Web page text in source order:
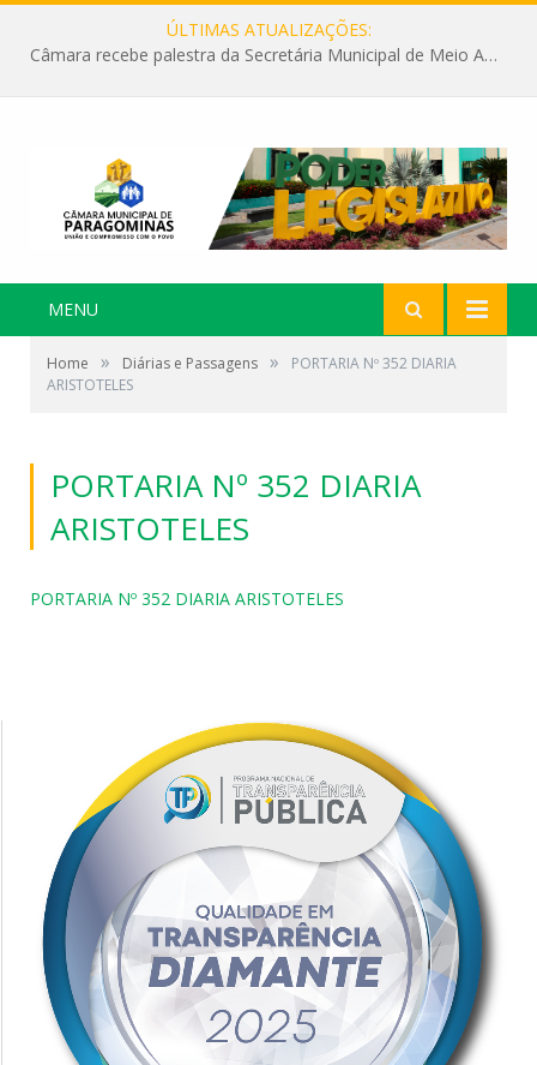
ÚLTIMAS ATUALIZAÇÕES:
Câmara recebe palestra da Secretária Municipal de Meio Ambiente sobre as ações da “SEMANA DO MEIO AMBIENTE”
MENU
Home » Diárias e Passagens »
PORTARIA Nº 352 DIARIA
ARISTOTELES
PORTARIA Nº 352 DIARIA
ARISTOTELES
PORTARIA Nº 352 DIARIA ARISTOTELES